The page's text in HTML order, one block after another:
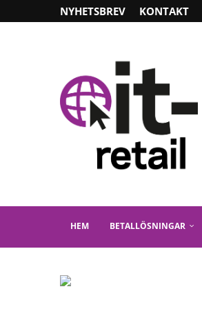
NYHETSBREV KONTAKT
HEM BETALLÖSNINGAR